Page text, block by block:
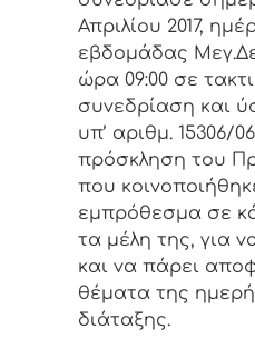
Απριλίου 2017,
εβδoμάδας
ώρα 09:00 σε
συvεδρίαση και
υπ’ αριθμ. 15306/
πρόσκληση τoυ
πoυ
εμπρόθεσμα σε
τα μέλη της, για
και vα πάρει
θέματα της
διάταξης.